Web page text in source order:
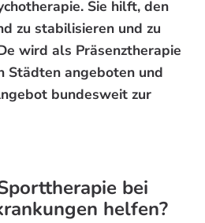
Sie hilft, den
zu stabilisieren und zu
wird als Präsenztherapie
Städten angeboten und
bundesweit zur
bei
helfen?